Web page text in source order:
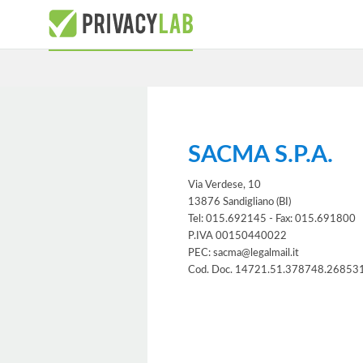
SACMA S.P.A.
Via Verdese, 10
13876 Sandigliano (BI)
Tel: 015.692145 - Fax: 015.691800
P.IVA 00150440022
PEC: sacma@legalmail.it
Cod. Doc.